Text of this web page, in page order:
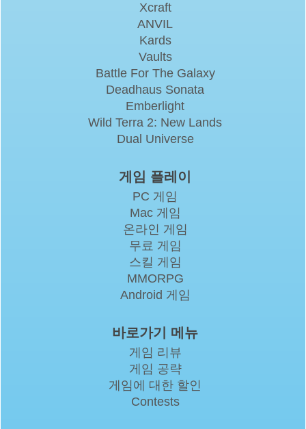
Xcraft
ANVIL
Kards
Vaults
Battle For The Galaxy
Deadhaus Sonata
Emberlight
Wild Terra 2: New Lands
Dual Universe
게임 플레이
PC 게임
Mac 게임
온라인 게임
무료 게임
스킬 게임
MMORPG
Android 게임
바로가기 메뉴
게임 리뷰
게임 공략
게임에 대한 할인
Contests